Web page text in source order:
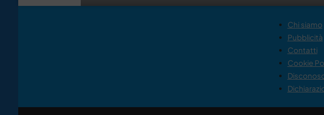
Chi siamo
Pubblicità
Contatti
Cookie